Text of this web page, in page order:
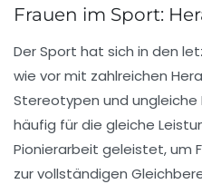
Frauen im Sport:
Der Sport hat sich in den
wie vor mit zahlreichen
Stereotypen und ungleiche
häufig für die gleiche
Pionierarbeit geleistet, um
zur vollständigen